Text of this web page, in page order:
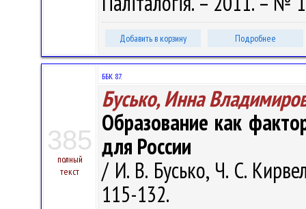
Добавить в корзину Подробнее
385
полный
текст
ББК 87.
Бусько, Инна
Образование как
для России
/ И. В. Бусько, Ч. С.
115-132.